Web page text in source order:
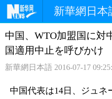
新華網日本
ホームページ 政
観光 評
中国、WTO加盟国に対
国適用中止を呼びかけ
新華網日本語 2016-07-17
中国代表は14日、ジュ